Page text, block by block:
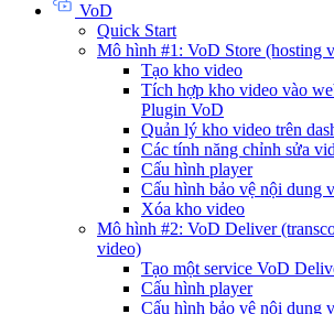
VoD
Quick Start
Mô hình #1: VoD Store (hosting
Tạo kho video
Tích hợp kho video vào
Plugin VoD
Quản lý kho video trên
Các tính năng chỉnh sửa
Cấu hình player
Cấu hình bảo vệ nội dung
Xóa kho video
Mô hình #2: VoD Deliver
video)
Tạo một service VoD
Cấu hình player
Cấu hình bảo vệ nội dung